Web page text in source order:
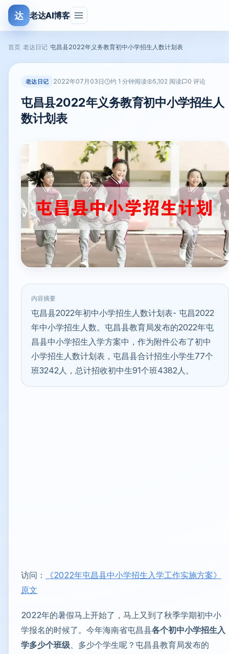
达 老达AI博客
首页 老达日记 屯昌县2022年义务教育初中小学招生人数计划表
老达日记 2022年07月03日 约 1 分钟阅读 5,102 阅读 0 评论
屯昌县2022年义务教育初中小学招生人
数计划表
内容摘要
屯昌县2022年初中小学招生人数计划表- 屯昌2022
年中小学招生人数。屯昌县教育局发布的2022年屯
昌县中小学招生入学方案中，作为附件公布了初中
小学招生人数计划表，屯昌县合计招生小学生77个
班3242人，总计招收初中生91个班4382人。
访问：
《2022年屯昌县中小学招生入学工作实施方案》
原文
2022年的暑假马上开始了，马上又到了秋季学期初中小
学报名的时候了。今年海南省屯昌县各个初中小学招生入
学多少个班级、多少个学生呢？屯昌县教育局发布的